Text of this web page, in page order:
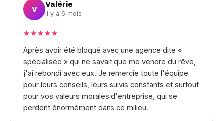
V
Valérie
il y a 6 mois
★★★★★
Après avoir été bloqué avec une agence dite «
spécialisée » qui ne savait que me vendre du rêve,
j'ai rebondi avec eux. Je remercie toute l'équipe
pour leurs conseils, leurs suivis constants et surtout
pour vos valeurs morales d'entreprise, qui se
perdent énormément dans ce milieu.